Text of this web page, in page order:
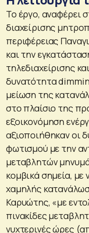
Το έργο, αναφέρει
διαχείρισης
περιφέρειας
και την
τηλεδιαχείρισης
δυνατότητα
μείωση της
στο πλαίσιο της
εξοικονόμηση
αξιοποιήθηκαν οι
φωτισμού με την
μεταβλητών
κομβικά σημεία,
χαμηλής
Καρυώτης, «με
πινακίδες
νυχτερινές ώρες